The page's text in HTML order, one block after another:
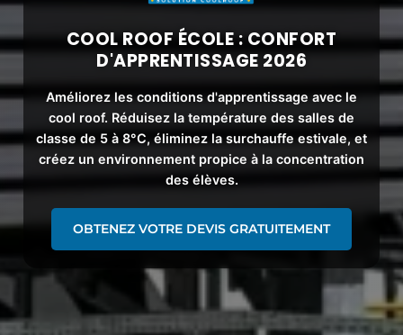
COOL ROOF ÉCOLE : CONFORT
D'APPRENTISSAGE 2026
Améliorez les conditions d'apprentissage avec le
cool roof. Réduisez la température des salles de
classe de 5 à 8°C, éliminez la surchauffe estivale, et
créez un environnement propice à la concentration
des élèves.
OBTENEZ VOTRE DEVIS GRATUITEMENT